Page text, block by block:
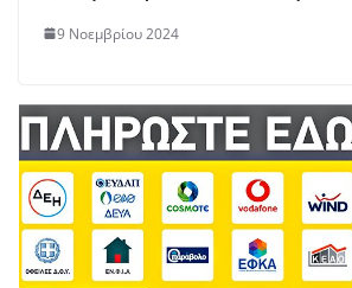
9 Νοεμβρίου 2024